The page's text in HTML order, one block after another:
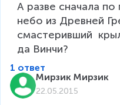
А разве сначала
небо из Древней
смастеривший
1 ответ
Мирзик Мирзик
22.05.2015